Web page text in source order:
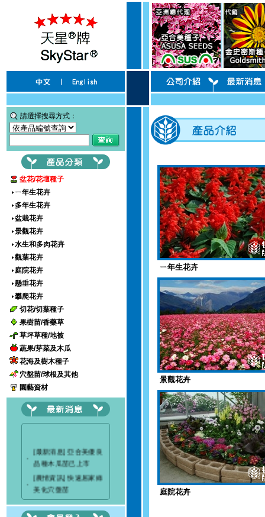
請選擇搜尋方式：
盆花/花壇種子
ㄧ年生花卉
多年生花卉
盆栽花卉
景觀花卉
水生和多肉花卉
觀葉花卉
庭院花卉
懸垂花卉
攀爬花卉
切花/切葉種子
果樹苗/香藥草
草坪草種/地被
蔬果/芽菜及木瓜
花海及樹木種子
穴盤苗/球根及其他
園藝資材
[最新消息] 亞合美優良
品種木瓜苗已上市
[農情資訊] 快速居家綠
美化穴盤苗
‧
[最新消息] 穗耕種苗成
立粉絲專頁
ㄧ年生花卉
景觀花卉
庭院花卉